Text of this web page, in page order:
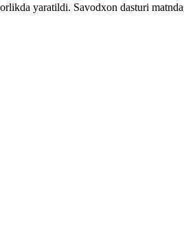
yaratildi. Savodxon dasturi